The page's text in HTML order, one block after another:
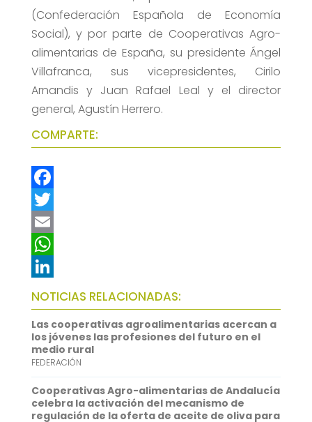
(Confederación Española de Economía
Social), y por parte de Cooperativas Agro-
alimentarias de España, su presidente Ángel
Villafranca, sus vicepresidentes, Cirilo
Arnandis y Juan Rafael Leal y el director
general, Agustín Herrero.
COMPARTE:
F
a
c
e
b
o
o
k
T
w
t
t
e
r
E
m
a
i
l
W
h
a
t
s
A
p
L
i
n
k
e
d
NOTICIAS RELACIONADAS:
Las cooperativas agroalimentarias acercan a
los jóvenes las profesiones del futuro en el
medio rural
FEDERACIÓN
Cooperativas Agro-alimentarias de Andalucía
celebra la activación del mecanismo de
regulación de la oferta de aceite de oliva para